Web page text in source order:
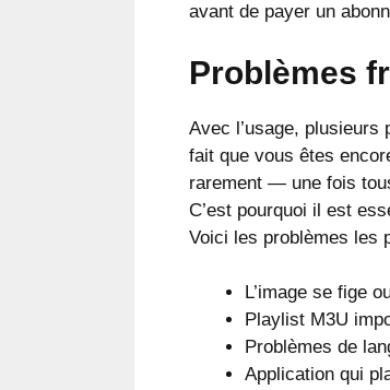
avant de payer un
Problèmes
Avec l’usage, plusieurs
fait que vous êtes
rarement — une fois
C’est pourquoi il est
Voici les problèmes les
L’image se fige
Playlist M3U
Problèmes de
Application qui